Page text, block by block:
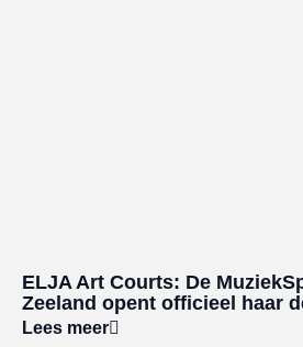
ELJA Art Courts: De
Zeeland opent officieel haar
Lees meer